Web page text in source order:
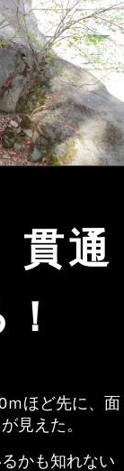
貫通
ｍほど先に、面
見えた。
かも知れない